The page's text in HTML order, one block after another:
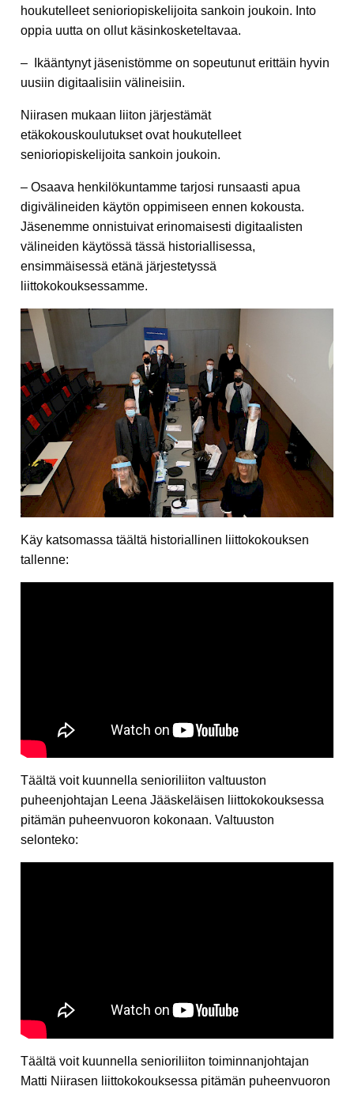
houkutelleet senioriopiskelijoita sankoin joukoin. Into
oppia uutta on ollut käsinkosketeltavaa.
– Ikääntynyt jäsenistömme on sopeutunut erittäin hyvin
uusiin digitaalisiin välineisiin.
Niirasen mukaan liiton järjestämät
etäkokouskoulutukset ovat houkutelleet
senioriopiskelijoita sankoin joukoin.
– Osaava henkilökuntamme tarjosi runsaasti apua
digivälineiden käytön oppimiseen ennen kokousta.
Jäsenemme onnistuivat erinomaisesti digitaalisten
välineiden käytössä tässä historiallisessa,
ensimmäisessä etänä järjestetyssä
liittokokouksessamme.
Käy katsomassa täältä historiallinen liittokokouksen
tallenne:
Täältä voit kuunnella senioriliiton valtuuston
puheenjohtajan Leena Jääskeläisen liittokokouksessa
pitämän puheenvuoron kokonaan. Valtuuston
selonteko:
Täältä voit kuunnella senioriliiton toiminnanjohtajan
Matti Niirasen liittokokouksessa pitämän puheenvuoron